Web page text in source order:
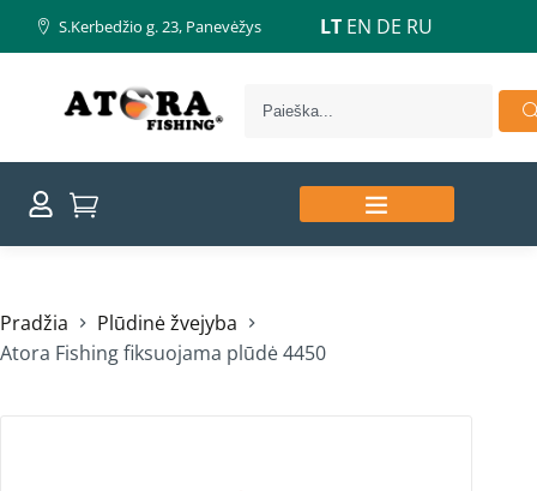
S.Kerbedžio g. 23, Panevėžys LT EN DE RU
Pradžia
Plūdinė žvejyba
Atora Fishing fiksuojama plūdė 4450